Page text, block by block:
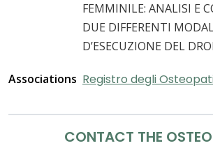
FEMMINILE: ANALISI E
DUE DIFFERENTI
D’ESECUZIONE DEL
Associations Registro degli
CONTACT THE